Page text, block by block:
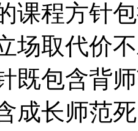
课程方针
场取代价
既包含背
成长师范